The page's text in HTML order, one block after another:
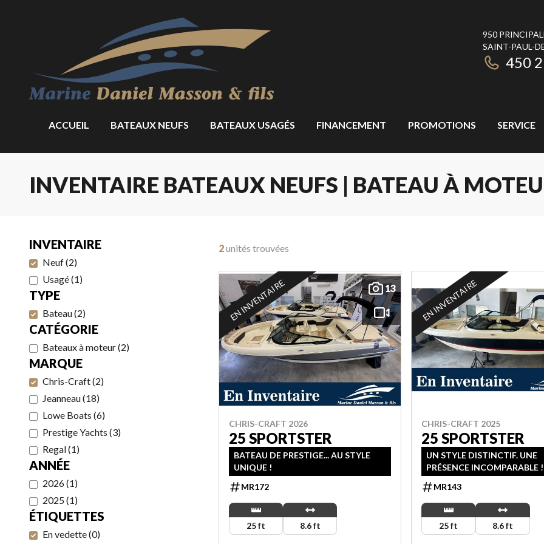
950
SAINT-PAUL-
450
ACCUEIL BATEAUX NEUFS BATEAUX USAGÉS FINANCEMENT PROMOTIONS SERVICE
INVENTAIRE BATEAUX NEUFS | BATEAU À
INVENTAIRE
Neuf(2)
Usagé(1)
TYPE
Bateau(2)
CATÉGORIE
Bateaux à moteur(2)
MARQUE
Chris-Craft(2)
Jeanneau(18)
Lowe Boats (6)
Prestige Yachts (3)
Regal(1)
ANNÉE
2026(1)
2025(1)
ÉTIQUETTES
En vedette(0)
2unités trouvées
13
EN INVENTAIRE
CHRIS-CRAFT 2026
25 SPORTSTER
BATEAU DE PRESTIGE... AU STYLE
UNIQUE !
MR172
25 ft 8.6 ft
EN INVENTAIRE
CHRIS-CRAFT 2025
25 SPORTSTER
UN STYLE DISTINCTIF. UNE
PRÉSENCE INCOMPARABLE !
MR143
25 ft 8.6 ft